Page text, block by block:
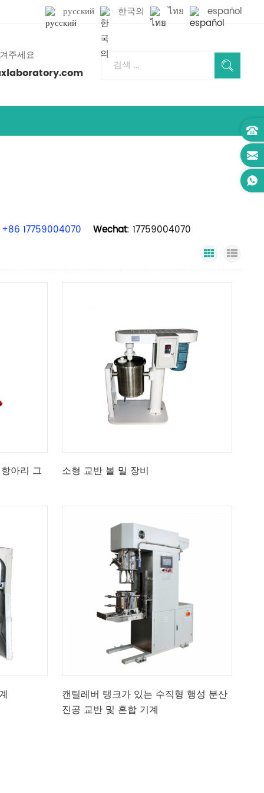
русский 한국의 ไทย español
주세요
+86 17759004070 Wechat: 17759004070
Grid View
아리 그 소형 교반 볼 밀 장비
캔틸레버 탱크가 있는 수직형 행성 분산
진공 교반 및 혼합 기계